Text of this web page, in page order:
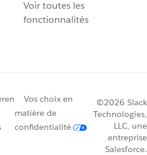
Voir toutes les
fonctionnalités
Vos choix en
matière de
confidentialité
©2026 Slack
Technologies,
LLC, une
entreprise
Salesforce.